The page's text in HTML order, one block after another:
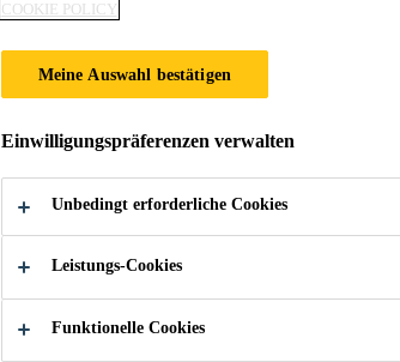
Lösemittelfreier, thixotroper, 2-
Gewindestangen und
Lange Offenzeit
Freigegeben für
COOKIE POLICY
Meine Auswahl bestätigen
Einwilligungspräferenzen verwalten
Unbedingt erforderliche Cookies
Leistungs-Cookies
Funktionelle Cookies